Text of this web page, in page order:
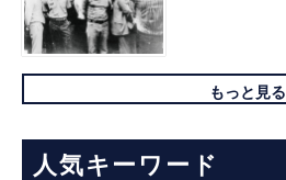
もっと見る
人気キーワード